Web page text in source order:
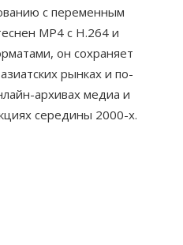
с переменным
MP4 с H.264 и
он сохраняет
рынках и по-
архивах медиа и
середины 2000-х.